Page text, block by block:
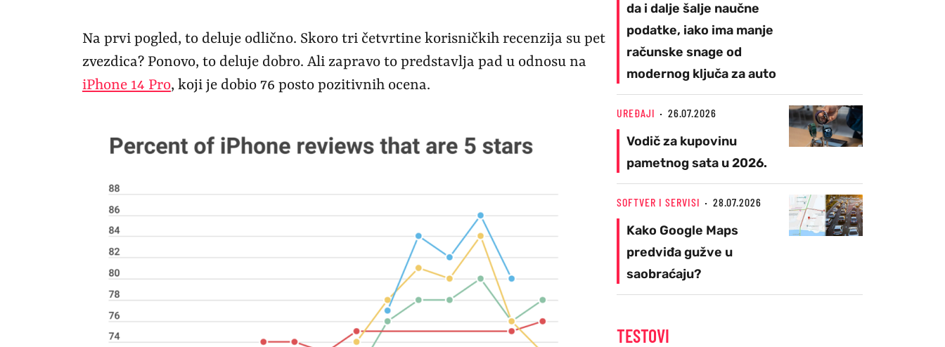
Na prvi pogled, to deluje odlično. Skoro tri četvrtine korisničkih recenzija su pet
zvezdica? Ponovo, to deluje dobro. Ali zapravo to predstavlja pad u odnosu na
iPhone 14 Pro, koji je dobio 76 posto pozitivnih ocena.
da i dalje šalje naučne
podatke, iako ima manje
računske snage od
modernog ključa za auto
UREĐAJI 26.07.2026
Vodič za kupovinu
pametnog sata u 2026.
SOFTVER I SERVISI 28.07.2026
Kako Google Maps
predviđa gužve u
saobraćaju?
TESTOVI